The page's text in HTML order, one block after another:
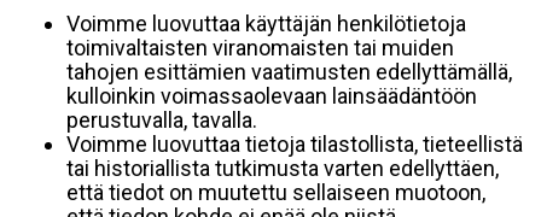
Voimme luovuttaa käyttäjän henkilötietoja
toimivaltaisten viranomaisten tai muiden
tahojen esittämien vaatimusten edellyttämällä,
kulloinkin voimassaolevaan lainsäädäntöön
perustuvalla, tavalla.
Voimme luovuttaa tietoja tilastollista, tieteellistä
tai historiallista tutkimusta varten edellyttäen,
että tiedot on muutettu sellaiseen muotoon,